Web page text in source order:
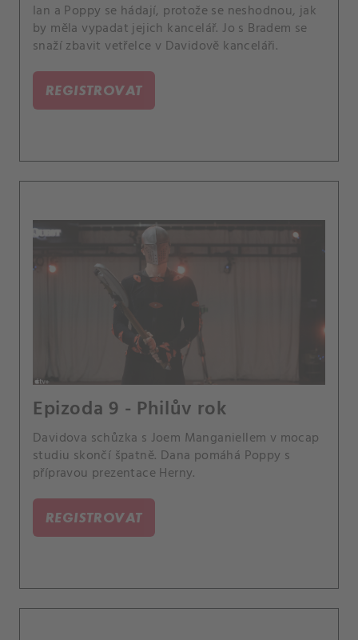
Ian a Poppy se hádají, protože se neshodnou, jak
by měla vypadat jejich kancelář. Jo s Bradem se
snaží zbavit vetřelce v Davidově kanceláři.
REGISTROVAT
Epizoda 9 - Philův rok
Davidova schůzka s Joem Manganiellem v mocap
studiu skončí špatně. Dana pomáhá Poppy s
přípravou prezentace Herny.
REGISTROVAT